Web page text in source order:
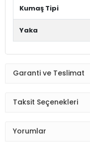
Kumaş Tipi
Yaka
Garanti ve Teslimat
Taksit Seçenekleri
Yorumlar